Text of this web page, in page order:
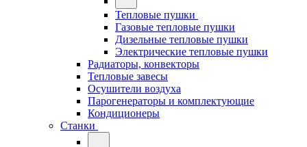
Тепловые пушки
Газовые тепловые пушки
Дизельные тепловые пушки
Электрические тепловые пушки
Радиаторы, конвекторы
Тепловые завесы
Осушители воздуха
Парогенераторы и комплектующие
Кондиционеры
Станки